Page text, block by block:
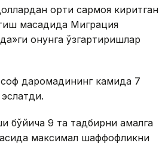
ортиқ сармоя киритган
мақсадида Миграция
қонунга ўзгартиришлар
даромадининг камида 7
бўйича 9 та тадбирни амалга
максимал шаффофликни